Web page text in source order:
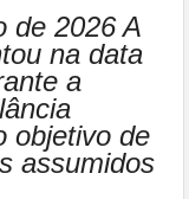
de 2026 A
na data
a
objetivo de
assumidos